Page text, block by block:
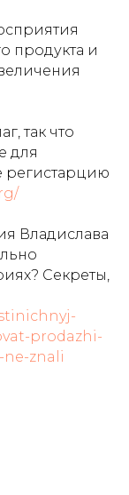
продукта и
так что
для
регистарцию
Владислава
Секреты,
prodazhi-
ne-znali